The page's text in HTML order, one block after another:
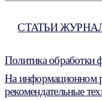
СТАТЬИ
Политика обработки
На информационном
рекомендательные